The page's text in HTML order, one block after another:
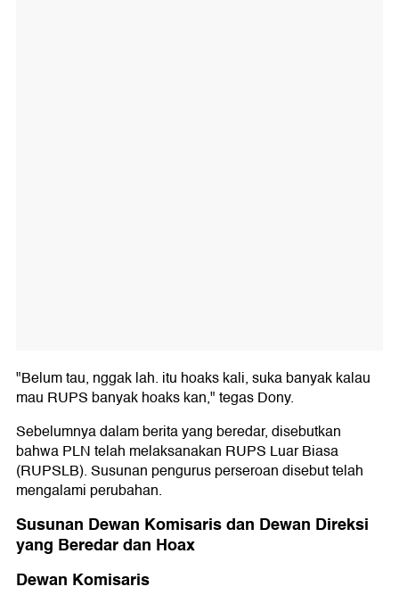
"Belum tau, nggak lah. itu hoaks kali, suka banyak kalau
mau RUPS banyak hoaks kan," tegas Dony.
Sebelumnya dalam berita yang beredar, disebutkan
bahwa PLN telah melaksanakan RUPS Luar Biasa
(RUPSLB). Susunan pengurus perseroan disebut telah
mengalami perubahan.
Susunan Dewan Komisaris dan Dewan Direksi
yang Beredar dan Hoax
Dewan Komisaris